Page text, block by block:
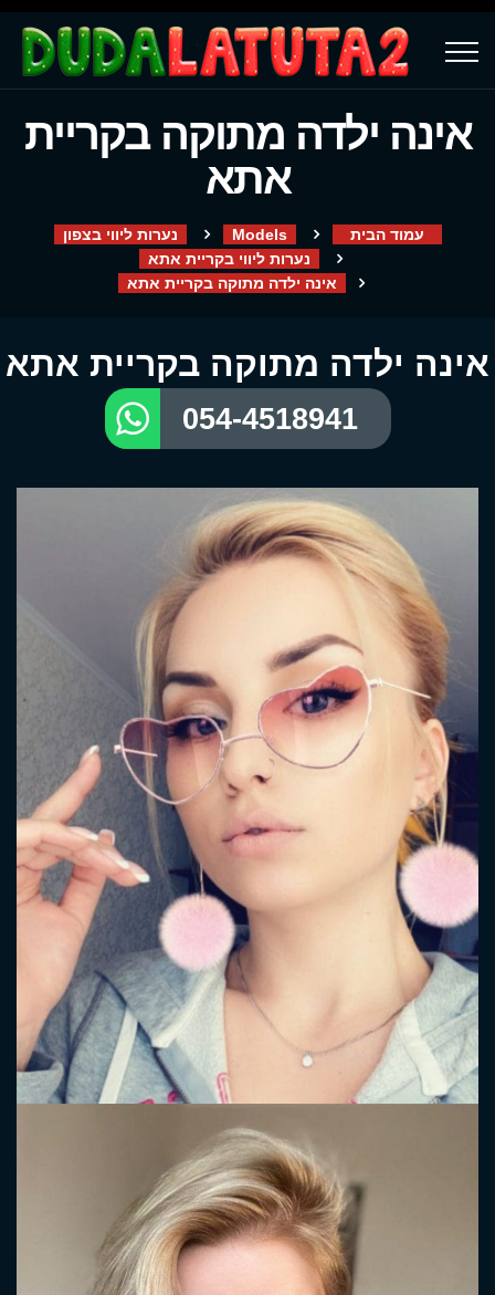
אינה ילדה מתוקה בקריית
אתא
עמוד הבית Models
נערות ליווי בצפון
נערות ליווי בקריית אתא
אינה ילדה מתוקה בקריית אתא
אינה ילדה מתוקה בקריית אתא
054-4518941